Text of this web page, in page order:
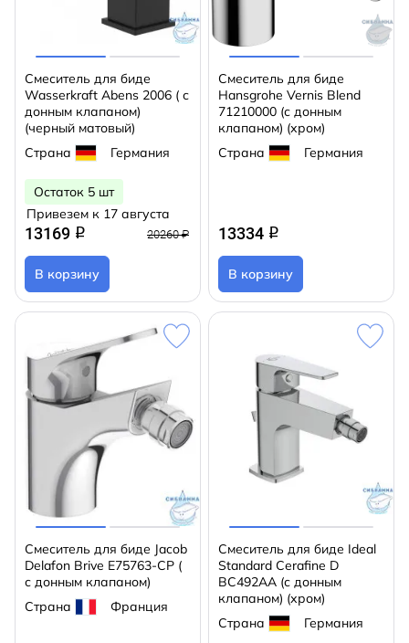
Смеситель для биде
Wasserkraft Abens 2006 ( с
донным клапаном)
(черный матовый)
Страна
Германия
Остаток 5 шт
Привезем к 17 августа
13169 q 20260 ₽
В корзину
Смеситель для биде
Hansgrohe Vernis Blend
71210000 (с донным
клапаном) (хром)
Страна
Германия
13334 q
В корзину
Смеситель для биде Jacob
Delafon Brive E75763-CP (
с донным клапаном)
Страна
Франция
Смеситель для биде Ideal
Standard Cerafine D
BC492AA (с донным
клапаном) (хром)
Страна
Германия